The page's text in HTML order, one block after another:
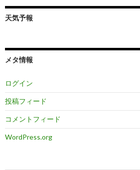
天気予報
メタ情報
ログイン
投稿フィード
コメントフィード
WordPress.org